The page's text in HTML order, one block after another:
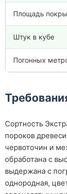
Площадь
Штук в кубе
Погонных
Сортность
пороков
червоточин и
обработана с
выдержана с
однородная,